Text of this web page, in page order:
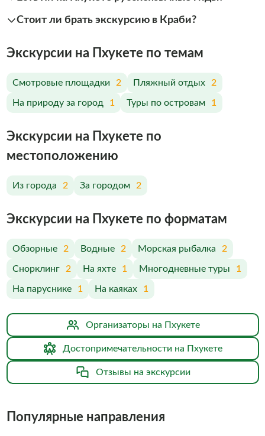
Стоит ли брать экскурсию в Краби?
Экскурсии на Пхукете по темам
Смотровые площадки 2 Пляжный отдых 2
На природу за город 1 Туры по островам 1
Экскурсии на Пхукете по
меcтоположению
Из города 2 За городом 2
Экскурсии на Пхукете по форматам
Обзорные 2 Водные 2 Морская рыбалка 2
Снорклинг 2 На яхте 1 Многодневные туры 1
На паруснике 1 На каяках 1
Организаторы на Пхукете
Достопримечательности на Пхукете
Отзывы на экскурсии
Популярные направления